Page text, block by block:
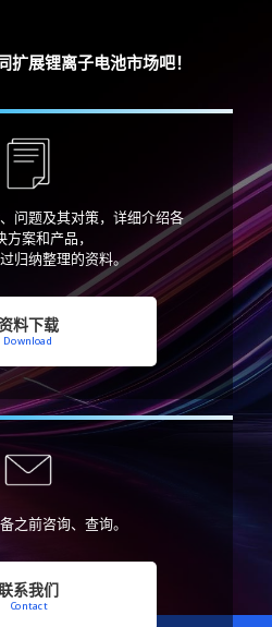
扩展锂离子电池市场吧！
问题及其对策， 详细介绍各
方案和产品，
归纳整理的资料。
料下载
Download
之前咨询、查询。
系我们
Contact